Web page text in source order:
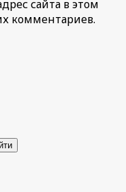
сайта в этом
комментариев.